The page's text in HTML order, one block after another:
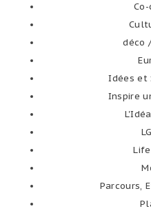
déco /
Idées et
Inspire
Parcours,